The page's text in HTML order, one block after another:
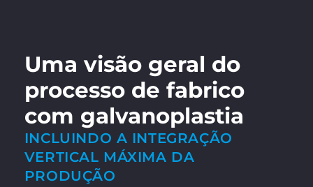
Uma visão geral do
processo de fabrico
com galvanoplastia
INCLUINDO A INTEGRAÇÃO
VERTICAL MÁXIMA DA
PRODUÇÃO